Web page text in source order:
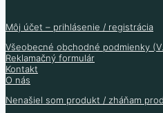
Môj účet – prihlásenie / registrácia
Všeobecné obchodné podmienky
Reklamačný formulár
Kontakt
O nás
Nenašiel som produkt / zháňam